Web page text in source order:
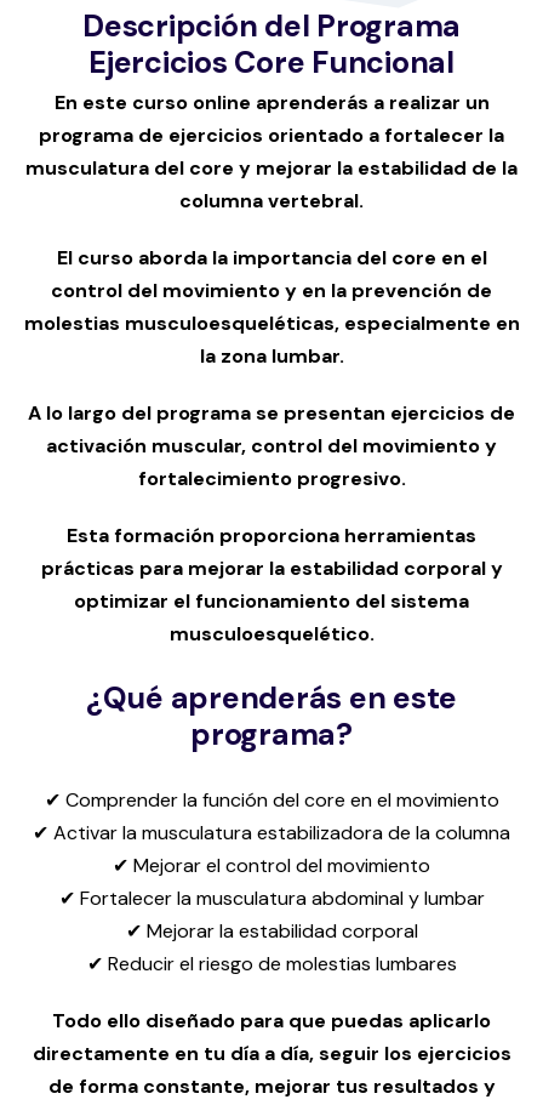
Descripción del Programa
Ejercicios Core Funcional
En este curso online aprenderás a realizar un
programa de ejercicios orientado a fortalecer la
musculatura del core y mejorar la estabilidad de la
columna vertebral.
El curso aborda la importancia del core en el
control del movimiento y en la prevención de
molestias musculoesqueléticas, especialmente en
la zona lumbar.
A lo largo del programa se presentan ejercicios de
activación muscular, control del movimiento y
fortalecimiento progresivo.
Esta formación proporciona herramientas
prácticas para mejorar la estabilidad corporal y
optimizar el funcionamiento del sistema
musculoesquelético.
¿Qué aprenderás en este
programa?
✔ Comprender la función del core en el movimiento
✔ Activar la musculatura estabilizadora de la columna
✔ Mejorar el control del movimiento
✔ Fortalecer la musculatura abdominal y lumbar
✔ Mejorar la estabilidad corporal
✔ Reducir el riesgo de molestias lumbares
Todo ello diseñado para que puedas aplicarlo
directamente en tu día a día, seguir los ejercicios
de forma constante, mejorar tus resultados y